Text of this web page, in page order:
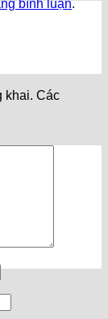
bình luận.
khai. Các